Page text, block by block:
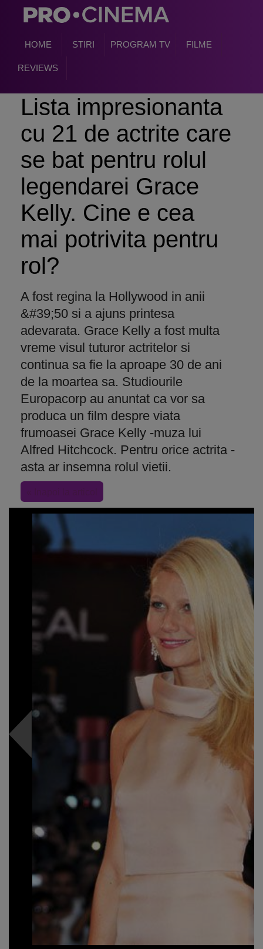
HOME STIRI PROGRAM TV FILME
REVIEWS
Lista impresionanta
cu 21 de actrite care
se bat pentru rolul
legendarei Grace
Kelly. Cine e cea
mai potrivita pentru
rol?
A fost regina la Hollywood in anii
&#39;50 si a ajuns printesa
adevarata. Grace Kelly a fost multa
vreme visul tuturor actritelor si
continua sa fie la aproape 30 de ani
de la moartea sa. Studiourile
Europacorp au anuntat ca vor sa
produca un film despre viata
frumoasei Grace Kelly -muza lui
Alfred Hitchcock. Pentru orice actrita -
asta ar insemna rolul vietii.